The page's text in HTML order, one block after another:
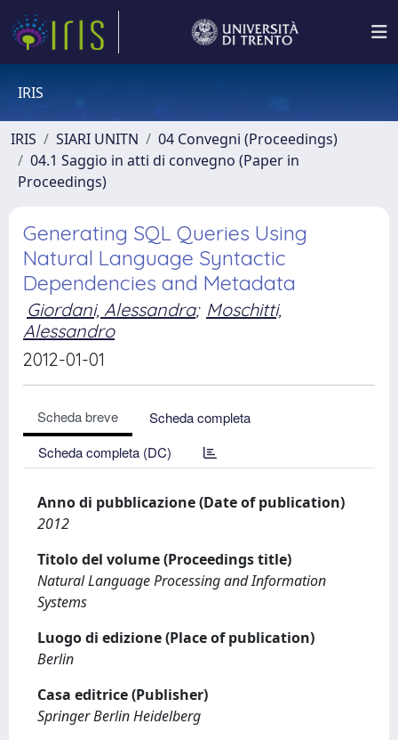
IRIS
IRIS SIARI UNITN
04 Convegni (Proceedings)
04.1 Saggio in atti di convegno (Paper in
Proceedings)
Generating SQL Queries Using
Natural Language Syntactic
Dependencies and Metadata
Giordani, Alessandra; Moschitti,
Alessandro
2012-01-01
Scheda breve
Scheda completa
Scheda completa (DC)
Anno di pubblicazione (Date of publication)
2012
Titolo del volume (Proceedings title)
Natural Language Processing and Information
Systems
Luogo di edizione (Place of publication)
Berlin
Casa editrice (Publisher)
Springer Berlin Heidelberg